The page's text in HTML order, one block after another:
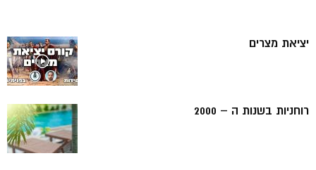
יציאת מצרים
רוחניות בשנות ה – 2000